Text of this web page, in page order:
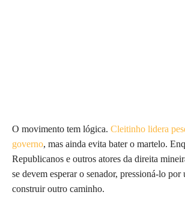
O movimento tem lógica. Cleitinho lidera
governo, mas ainda evita bater o martelo.
Republicanos e outros atores da direita
se devem esperar o senador, pressioná-lo por
construir outro caminho.